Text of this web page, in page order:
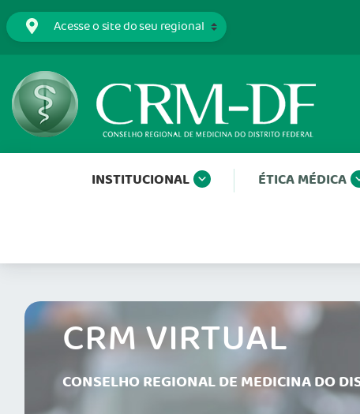
INSTITUCIONAL ÉTICA MÉDICA
CRM VIRTUAL
CONSELHO REGIONAL DE MEDICINA DO